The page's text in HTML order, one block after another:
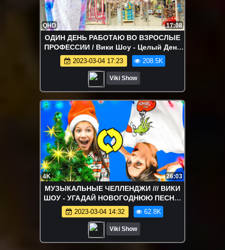
QHD 17:08
ОДИН ДЕНЬ РАБОТАЮ ВО ВЗРОСЛЫЕ
ПРОФЕССИИ / Вики Шоу - Целый День
Работаю в Магазине И$РУШЕК Вики
Шоу
2023-03-04 17:23 208.5K
Viki Show
4K 26:03
МУЗЫКАЛЬНЫЕ ЧЕЛЛЕНДЖИ /// ВИКИ
ШОУ - УГАДАЙ НОВОГОДНЮЮ ПЕСНЮ
НАОБОРОТ / Вики Шоу
2023-03-04 14:32 62.8K
Viki Show